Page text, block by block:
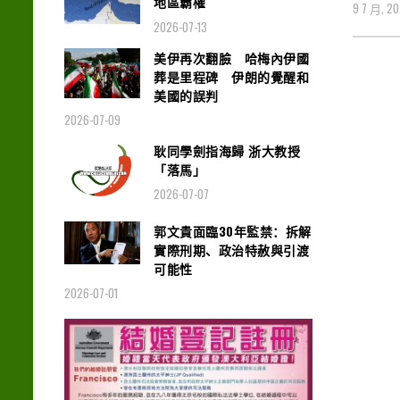
9 7 月,
2026-07-13
美伊再次翻臉 哈梅內伊國
葬是里程碑 伊朗的覺醒和
美國的誤判
2026-07-09
耿同學劍指海歸 浙大教授
「落馬」
2026-07-07
郭文貴面臨30年監禁：拆解
實際刑期、政治特赦與引渡
可能性
2026-07-01